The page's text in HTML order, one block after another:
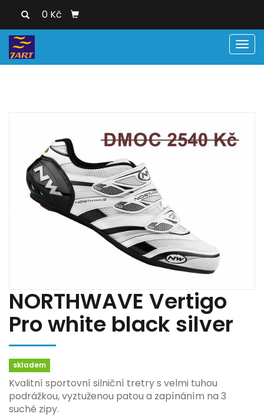
0 Kč
NORTHWAVE Vertigo
Pro white black silver
skladem
Kvalitní sportovní silniční tretry s velmi tuhou
podrážkou, vyztuženou patou a zapínáním na 3
suché zipy.